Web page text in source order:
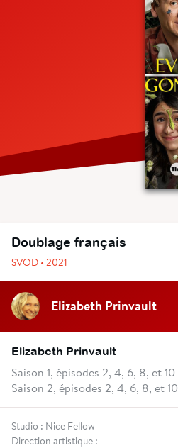
Doublage français
SVOD • 2021
Elizabeth Prinvault
Elizabeth Prinvault
Saison 1, épisodes 2, 4, 6, 8, et 10
Saison 2, épisodes 2, 4, 6, 8, et 10
Studio : Nice Fellow
Direction artistique :